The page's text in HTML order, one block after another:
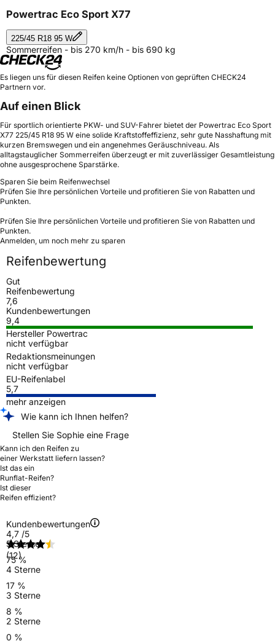
Powertrac Eco Sport X77
225/45 R18 95 W
Sommerreifen - bis 270 km/h - bis 690 kg
Es liegen uns für diesen Reifen keine Optionen von geprüften CHECK24
Partnern vor.
Auf einen Blick
Für sportlich orientierte PKW- und SUV-Fahrer bietet der Powertrac Eco Sport
X77 225/45 R18 95 W eine solide Kraftstoffeffizienz, sehr gute Nasshaftung mit
kurzen Bremswegen und ein angenehmes Geräuschniveau. Als
alltagstauglicher Sommerreifen überzeugt er mit zuverlässiger Gesamtleistung
ohne ausgesprochene Sparstärke.
Sparen Sie beim Reifenwechsel
Prüfen Sie Ihre persönlichen Vorteile und profitieren Sie von Rabatten und
Punkten.
Prüfen Sie Ihre persönlichen Vorteile und profitieren Sie von Rabatten und
Punkten.
Anmelden, um noch mehr zu sparen
Reifenbewertung
Gut
Reifenbewertung
7,6
Kundenbewertungen
9,4
Hersteller Powertrac
nicht verfügbar
Redaktionsmeinungen
nicht verfügbar
EU-Reifenlabel
5,7
mehr anzeigen
Wie kann ich Ihnen helfen?
Stellen Sie Sophie eine Frage
Kann ich den Reifen zu
einer Werkstatt liefern lassen?
Ist das ein
Runflat-Reifen?
Ist dieser
Reifen effizient?
Kundenbewertungen
4,7 /5
(12)
5 Sterne
75 %
4 Sterne
17 %
3 Sterne
8 %
2 Sterne
0 %